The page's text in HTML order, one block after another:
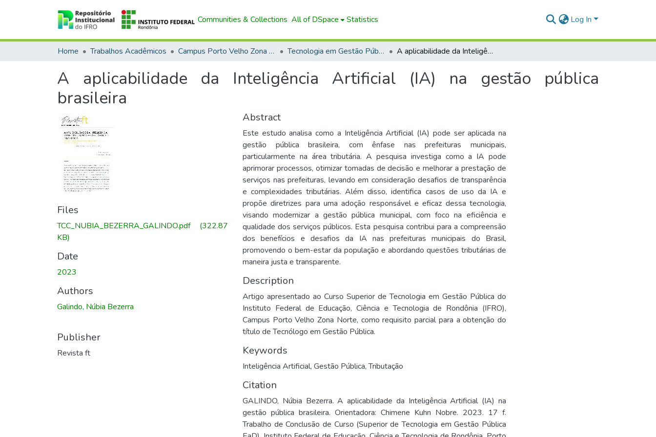
Communities & Collections All of DSpace Statistics Log In
Home Trabalhos Acadêmicos Campus Porto Velho Zona Norte Tecnologia em Gestão Pública (EaD) A aplicabilidade da Inteligência Artificial (IA) na gestão pública brasileira
A aplicabilidade da Inteligência Artificial (IA) na gestão pública
brasileira
Files
TCC_NUBIA_BEZERRA_GALINDO.pdf(322.87
KB)
Date
2023
Authors
Galindo, Núbia Bezerra
Publisher
Revista ft
Abstract
Este estudo analisa como a Inteligência Artificial (IA) pode ser aplicada na
gestão pública brasileira, com ênfase nas prefeituras municipais,
particularmente na área tributária. A pesquisa investiga como a IA pode
aprimorar processos, otimizar tomadas de decisão e melhorar a prestação de
serviços nas prefeituras, levando em consideração desafios de transparência
e complexidades tributárias. Além disso, identifica casos de uso da IA e
propõe diretrizes para uma adoção responsável e eficaz dessa tecnologia,
visando modernizar a gestão pública municipal, com foco na eficiência e
qualidade dos serviços públicos. Esta pesquisa contribui para a compreensão
dos benefícios e desafios da IA nas prefeituras municipais do Brasil,
promovendo o bem-estar da população e abordando questões tributárias de
maneira justa e transparente.
Description
Artigo apresentado ao Curso Superior de Tecnologia em Gestão Pública do
Instituto Federal de Educação, Ciência e Tecnologia de Rondônia (IFRO),
Campus Porto Velho Zona Norte, como requisito parcial para a obtenção do
título de Tecnólogo em Gestão Pública.
Keywords
Inteligência Artificial, Gestão Pública,Tributação
Citation
GALINDO, Núbia Bezerra. A aplicabilidade da Inteligência Artificial (IA) na
gestão pública brasileira. Orientadora: Chimene Kuhn Nobre. 2023. 17 f.
Trabalho de Conclusão de Curso (Superior de Tecnologia em Gestão Pública